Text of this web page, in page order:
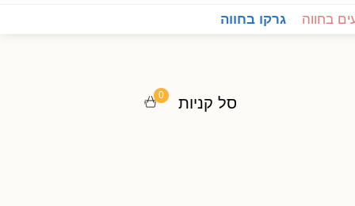
בחווה גרקו בחווה
סל קניות 0